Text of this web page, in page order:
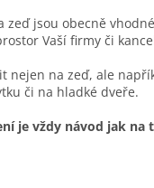
zeď jsou obecně
Vaší firmy či
nejen na zeď, ale
či na hladké dveře.
je vždy návod jak na